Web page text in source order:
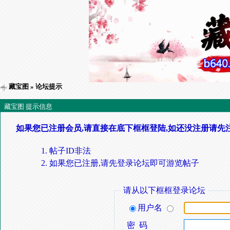
藏宝图 » 论坛提示
藏宝图 提示信息
如果您已注册会员,请直接在底下框框登陆,如还没注册请先
帖子ID非法
如果您已注册,请先登录论坛即可游览帖子
请从以下框框登录论坛
用户名
密 码